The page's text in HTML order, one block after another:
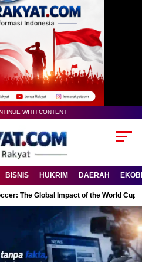
WITH CONTENT
BISNIS HUKRIM DAERAH
The Global Impact of the World Cup